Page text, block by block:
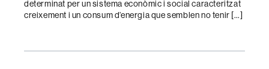
determinat per un sistema econòmic i social caracteritzat
creixement i un consum d’energia que semblen no tenir […]